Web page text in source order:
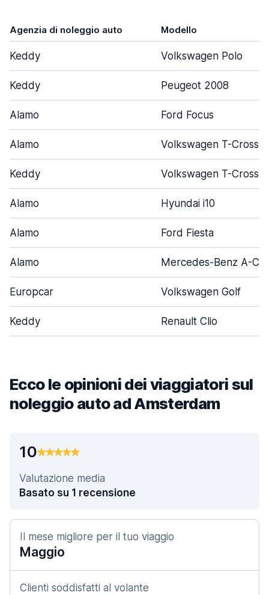
Agenzia di noleggio auto Modello
Keddy Volkswagen Polo
Keddy Peugeot 2008
Alamo Ford Focus
Alamo Volkswagen T-Cross
Keddy Volkswagen T-Cross
Alamo Hyundai i10
Alamo Ford Fiesta
Alamo Mercedes-Benz A-
Europcar Volkswagen Golf
Keddy Renault Clio
Ecco le opinioni dei viaggiatori sul
noleggio auto ad Amsterdam
10
Valutazione media
Basato su 1 recensione
Il mese migliore per il tuo viaggio
Maggio
Clienti soddisfatti al volante